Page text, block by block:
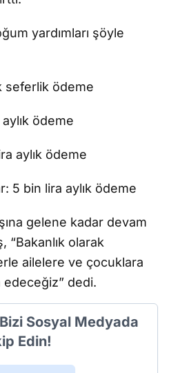
yardımları şöyle
seferlik ödeme
ödeme
aylık ödeme
5 bin lira aylık ödeme
gelene kadar devam
“Bakanlık olarak
ailelere ve çocuklara
dedi.
Sosyal Medyada
Edin!